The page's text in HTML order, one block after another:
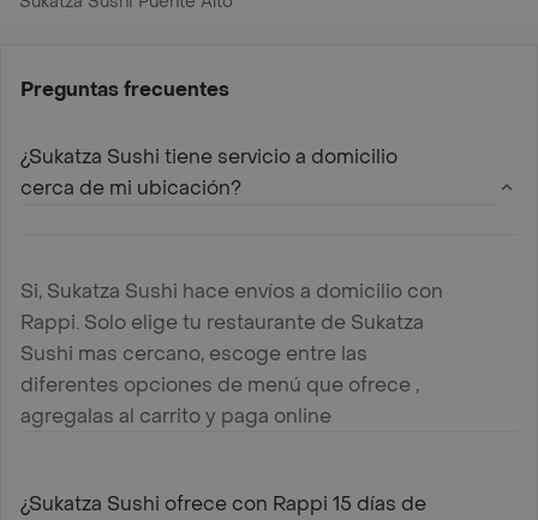
Preguntas frecuentes
¿Sukatza Sushi tiene servicio a domicilio
cerca de mi ubicación?
Si, Sukatza Sushi hace envíos a domicilio con
Rappi. Solo elige tu restaurante de Sukatza
Sushi mas cercano, escoge entre las
diferentes opciones de menú que ofrece ,
agregalas al carrito y paga online
¿Sukatza Sushi ofrece con Rappi 15 días de